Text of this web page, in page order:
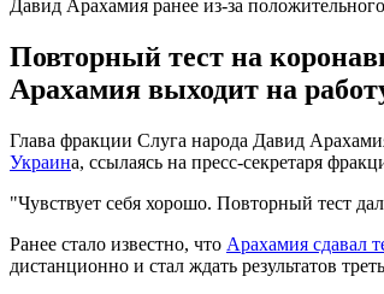
Давид Арахамия ранее из-за
Повторный тест на
Арахамия выходит на
Глава фракции Слуга народа Давид
Украина, ссылаясь на пресс-секретаря
"Чувствует себя хорошо. Повторный тест
Ранее стало известно, что Арахамия сдавал
дистанционно и стал ждать результатов